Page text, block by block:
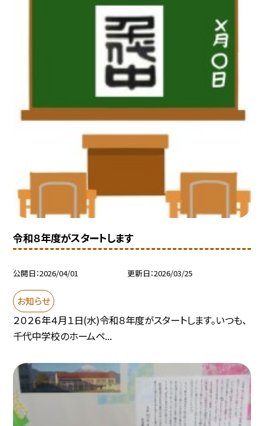
令和８年度がスタートします
公開日 2026/04/01 更新日 2026/03/25
お知らせ
２０２６年４月１日(水)令和８年度がスタートします。いつも、
千代中学校のホームペ...